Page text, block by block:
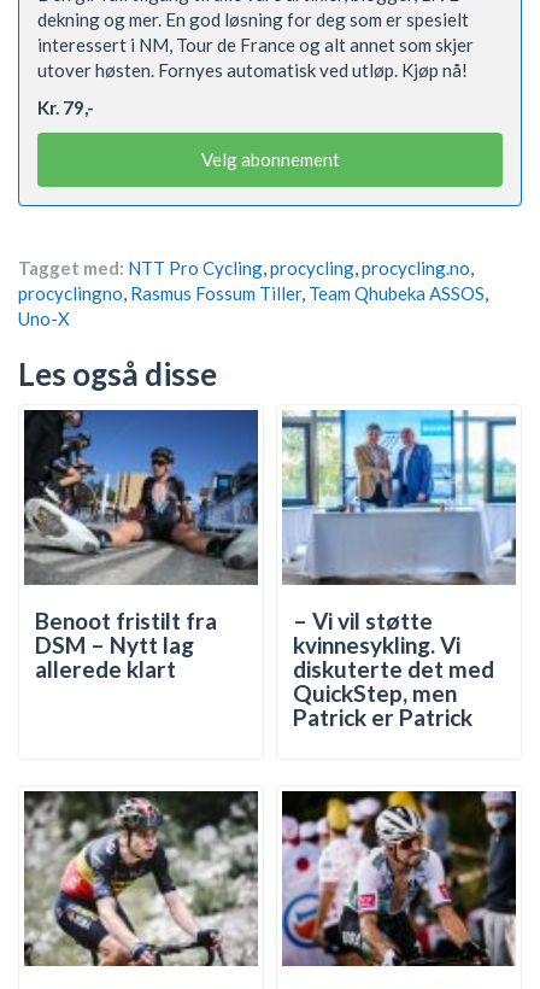
dekning og mer. En god løsning for deg som er spesielt
interessert i NM, Tour de France og alt annet som skjer
utover høsten. Fornyes automatisk ved utløp. Kjøp nå!
Kr. 79,-
Velg abonnement
Tagget med: NTT Pro Cycling,procycling,procycling.no,
procyclingno, Rasmus Fossum Tiller, Team Qhubeka ASSOS,
Uno-X
Les også disse
Benoot fristilt fra
DSM – Nytt lag
allerede klart
– Vi vil støtte
kvinnesykling. Vi
diskuterte det med
QuickStep, men
Patrick er Patrick